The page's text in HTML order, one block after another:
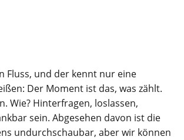
Fluss, und der kennt nur eine
Der Moment ist das, was zählt.
Wie? Hinterfragen, loslassen,
sein. Abgesehen davon ist die
undurchschaubar, aber wir können